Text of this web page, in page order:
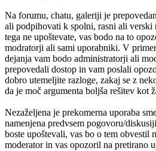
Na forumu, chatu, galeriji je
ali podpihovati k spolni, rasni ali verski
tega ne upoštevate, vas bodo na to
modratorji ali sami uporabniki. V
dejanja vam bodo administratorji ali
prepovedali dostop in vam poslali
dobro utemeljite razloge, zakaj se z
da je moč argumenta boljša rešitev kot
Nezaželjena je prekomerna uporaba
namenjena predvsem pogovoru/
boste upoštevali, vas bo o tem obvestil
moderator in vas opozoril na pretirano